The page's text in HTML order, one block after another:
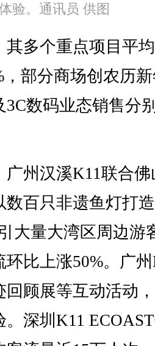
验。通讯员 供图
多个重点项目平
部分商场创农历
3C数码业态销售分
州汉溪K11联合佛
数百只非遗鱼灯打
大量大湾区周边游
比上涨50%。广
回顾展等互动活动
深圳K11